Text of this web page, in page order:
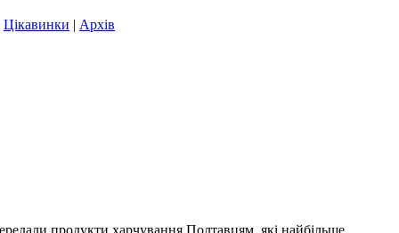
Цікавинки | Архів
продукти харчування Полтавцям, які найбільше